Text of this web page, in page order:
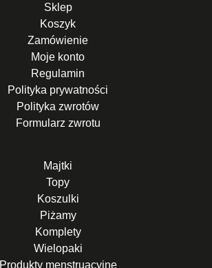
Sklep
Koszyk
Zamówienie
Moje konto
Regulamin
Polityka prywatności
Polityka zwrotów
Formularz zwrotu
Majtki
Topy
Koszulki
Piżamy
Komplety
Wielopaki
Produkty menstruacyjne